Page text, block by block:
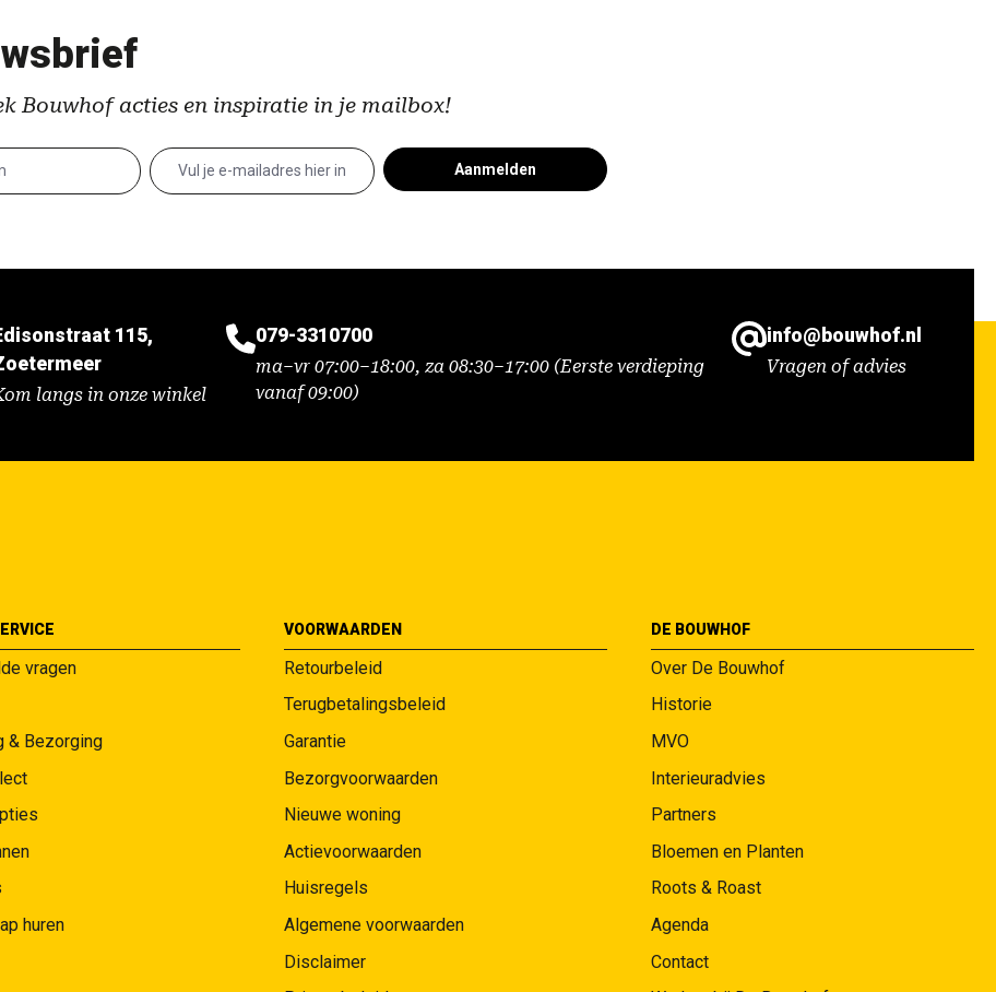
Bouwhof acties en inspiratie in je mailbox!
Aanmelden
115,
langs in onze winkel
079-3310700
ma–vr 07:00–18:00, za 08:30–17:00 (Eerste verdieping
vanaf 09:00)
info@bouwhof.nl
Vragen of advies
vragen
& Bezorging
huren
VOORWAARDEN
Retourbeleid
Terugbetalingsbeleid
Garantie
Bezorgvoorwaarden
Nieuwe woning
Actievoorwaarden
Huisregels
Algemene voorwaarden
Disclaimer
DE BOUWHOF
Over De Bouwhof
Historie
MVO
Interieuradvies
Partners
Bloemen en Planten
Roots & Roast
Agenda
Contact